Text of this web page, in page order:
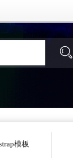
模板